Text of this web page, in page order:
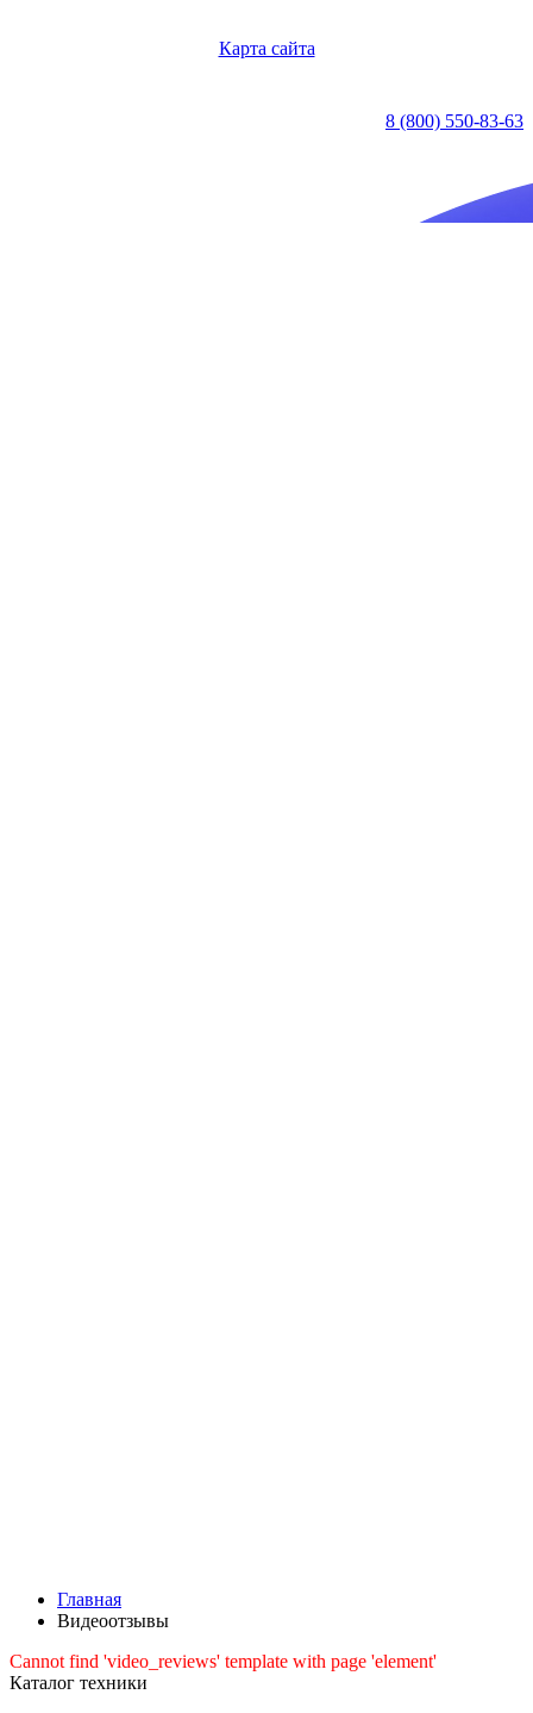
Карта сайта
8 (800) 550-83-63
Главная
Видеоотзывы
Cannot find 'video_reviews' template with page 'element'
Каталог техники